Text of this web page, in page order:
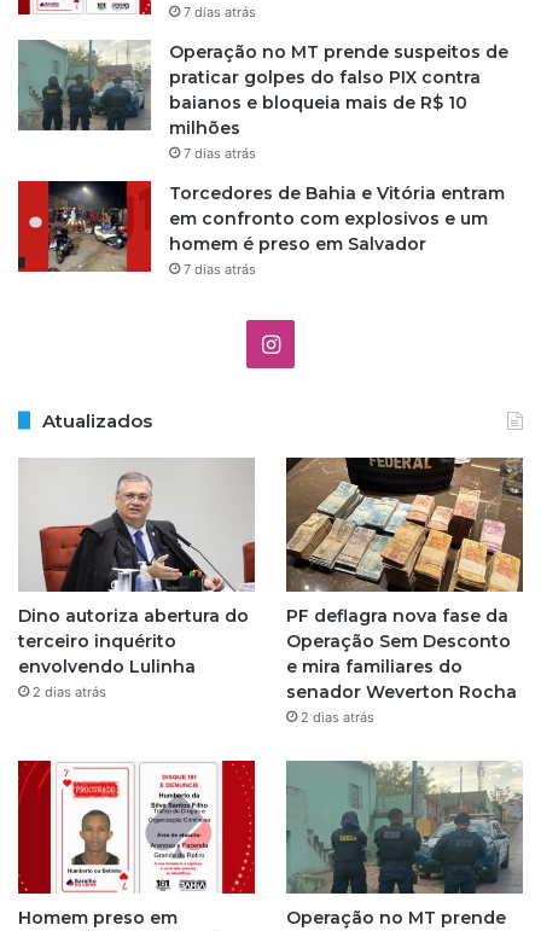
7 dias atrás
Operação no MT prende suspeitos de
praticar golpes do falso PIX contra
baianos e bloqueia mais de R$ 10
milhões
7 dias atrás
Torcedores de Bahia e Vitória entram
em confronto com explosivos e um
homem é preso em Salvador
7 dias atrás
I
t
a
g
r
a
m
Atualizados
Dino autoriza abertura do
terceiro inquérito
envolvendo Lulinha
2 dias atrás
PF deflagra nova fase da
Operação Sem Desconto
e mira familiares do
senador Weverton Rocha
2 dias atrás
Homem preso em
Operação no MT prende